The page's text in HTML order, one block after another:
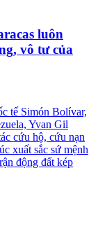
luôn
vô tư của
tế Simón Bolívar,
Yvan Gil
cứu hộ, cứu nạn
xuất sắc sứ mệnh
động đất kép